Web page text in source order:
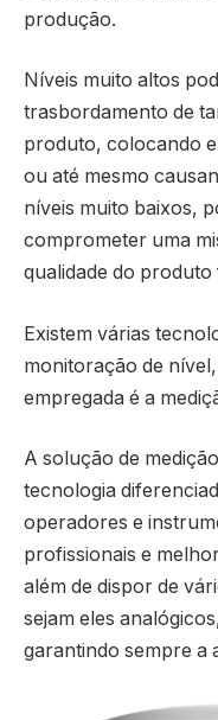
produção.
Níveis muito altos
trasbordamento de
produto, colocando
ou até mesmo
níveis muito baixos,
comprometer uma
qualidade do produto
Existem várias
monitoração de
empregada é a
A solução de
tecnologia
operadores e
profissionais e
além de dispor de
sejam eles
garantindo sempre a